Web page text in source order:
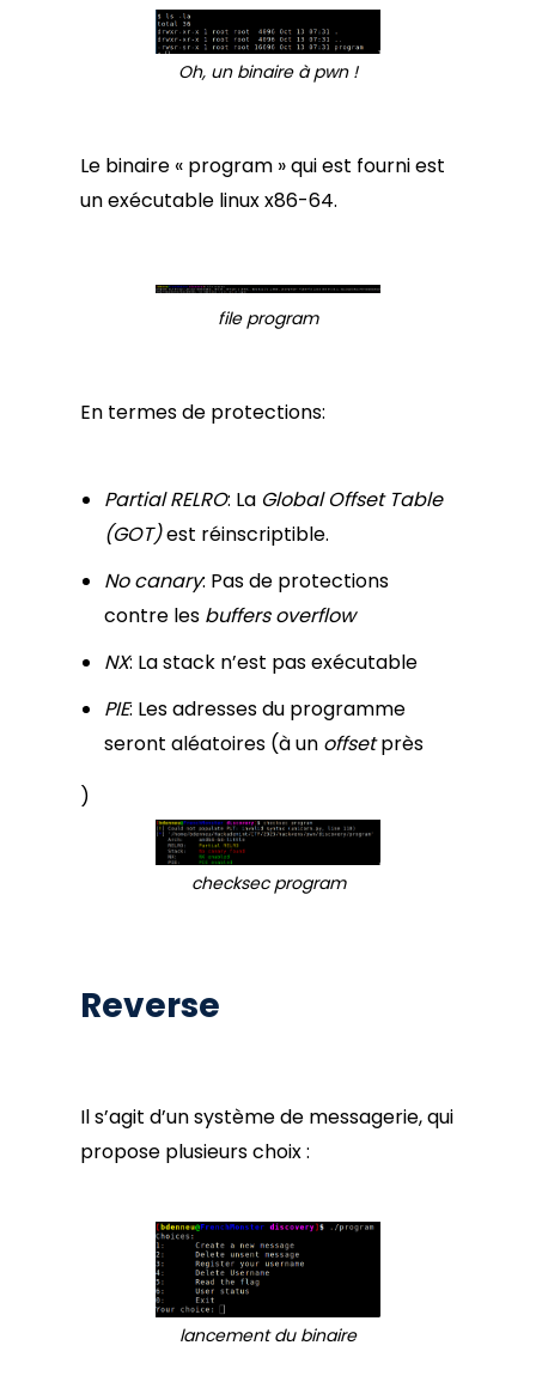
Oh, un binaire à pwn !
Le binaire « program » qui est fourni est
un exécutable linux x86-64.
file program
En termes de protections:
Partial RELRO: La Global Offset Table
(GOT)est réinscriptible.
No canary: Pas de protections
contre les buffers overflow
NX: La stack n’est pas exécutable
PIE: Les adresses du programme
seront aléatoires (à un offsetprès
)
checksec program
Reverse
Il s’agit d’un système de messagerie, qui
propose plusieurs choix :
lancement du binaire